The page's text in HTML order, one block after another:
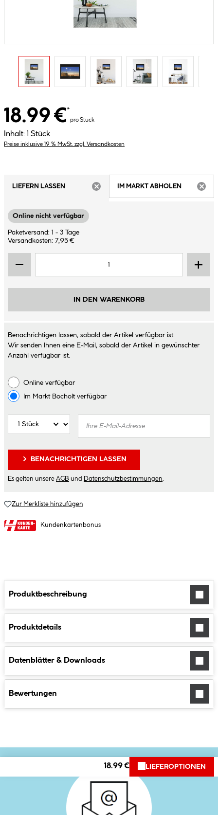
18.99 €*
pro Stück
Inhalt: 1 Stück
Preise inklusive 19 % MwSt. zzgl. Versandkosten
LIEFERN LASSEN
IM MARKT ABHOLEN
Online nicht verfügbar
Paketversand: 1 - 3 Tage
Versandkosten: 7,95 €
IN DEN WARENKORB
Benachrichtigen lassen, sobald der Artikel verfügbar ist.
Wir senden Ihnen eine E-Mail, sobald der Artikel in gewünschter
Anzahl verfügbar ist.
Online verfügbar
Im Markt Bocholtverfügbar
BENACHRICHTIGEN LASSEN
Es gelten unsere AGB und Datenschutzbestimmungen
Zur Merkliste hinzufügen
Kundenkartenbonus
Produktbeschreibung
Produktdetails
Datenblätter & Downloads
Bewertungen
18.99 € LIEFEROPTIONEN